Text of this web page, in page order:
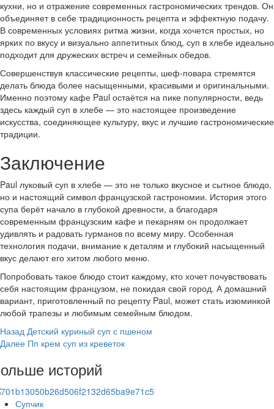
кухни, но и отражение современных гастрономических трендов. Он
объединяет в себе традиционность рецепта и эффектную подачу.
В современных условиях ритма жизни, когда хочется простых, но
ярких по вкусу и визуально аппетитных блюд, суп в хлебе идеально
подходит для дружеских встреч и семейных обедов.
Совершенствуя классические рецепты, шеф-повара стремятся
делать блюда более насыщенными, красивыми и оригинальными.
Именно поэтому кафе Paul остаётся на пике популярности, ведь
здесь каждый суп в хлебе — это настоящее произведение
искусства, соединяющее культуру, вкус и лучшие гастрономические
традиции.
Заключение
Paul луковый суп в хлебе — это не только вкусное и сытное блюдо,
но и настоящий символ французской гастрономии. История этого
супа берёт начало в глубокой древности, а благодаря
современным французским кафе и пекарням он продолжает
удивлять и радовать гурманов по всему миру. Особенная
технология подачи, внимание к деталям и глубокий насыщенный
вкус делают его хитом любого меню.
Попробовать такое блюдо стоит каждому, кто хочет почувствовать
себя настоящим французом, не покидая свой город. А домашний
вариант, приготовленный по рецепту Paul, может стать изюминкой
любой трапезы и любимым семейным блюдом.
Post
Navigation
Назад Детский куриный суп с пшеном
Далее Пп крем суп из креветок
историй
Супчик